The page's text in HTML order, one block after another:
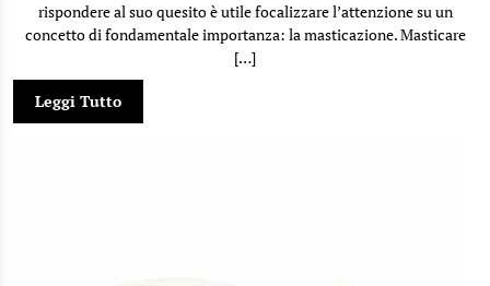
rispondere al suo quesito è utile focalizzare l’attenzione su un
concetto di fondamentale importanza: la masticazione. Masticare
[…]
Leggi Tutto